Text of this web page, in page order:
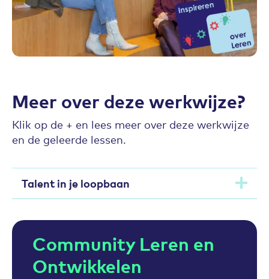
Meer over deze werkwijze?
Klik op de + en lees meer over deze werkwijze
en de geleerde lessen.
Talent in je loopbaan
Community Leren en
Ontwikkelen